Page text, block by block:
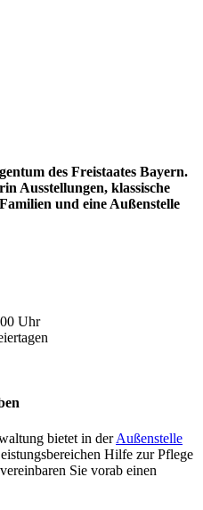
des Freistaates Bayern.
Ausstellungen, klassische
und eine Außenstelle
Uhr
bietet in derAußenstelle
Hilfe zur Pflege
Sie vorab einen